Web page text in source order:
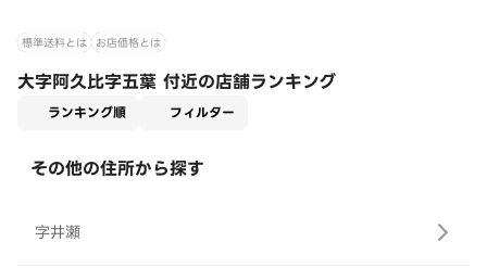
標準送料とは お店価格とは
大字阿久比字五葉 付近の店舗ランキング
ランキング順 フィルター
その他の住所から探す
字井瀬